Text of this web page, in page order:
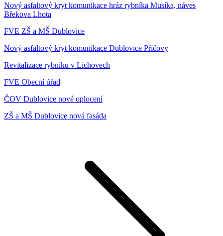
Nový asfaltový kryt komunikace hráz rybníka Musíka, náves
Břekova Lhota
FVE ZŠ a MŠ Dublovice
Nový asfaltový kryt komunikace Dublovice Příčovy
Revitalizace rybníku v Líchovech
FVE Obecní úřad
ČOV Dublovice nové oplocení
ZŠ a MŠ Dublovice nová fasáda